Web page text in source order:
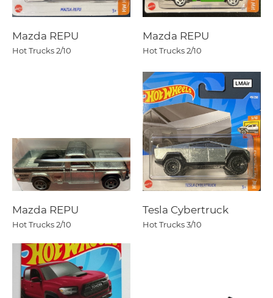
Mazda REPU
Hot Trucks2/10
Mazda REPU
Hot Trucks2/10
Mazda REPU
Hot Trucks2/10
Tesla Cybertruck
Hot Trucks3/10